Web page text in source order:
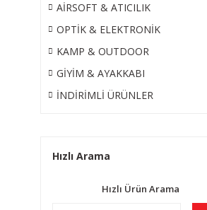
AİRSOFT & ATICILIK
OPTİK & ELEKTRONİK
KAMP & OUTDOOR
GİYİM & AYAKKABI
İNDİRİMLİ ÜRÜNLER
Hızlı Arama
Hızlı Ürün Arama